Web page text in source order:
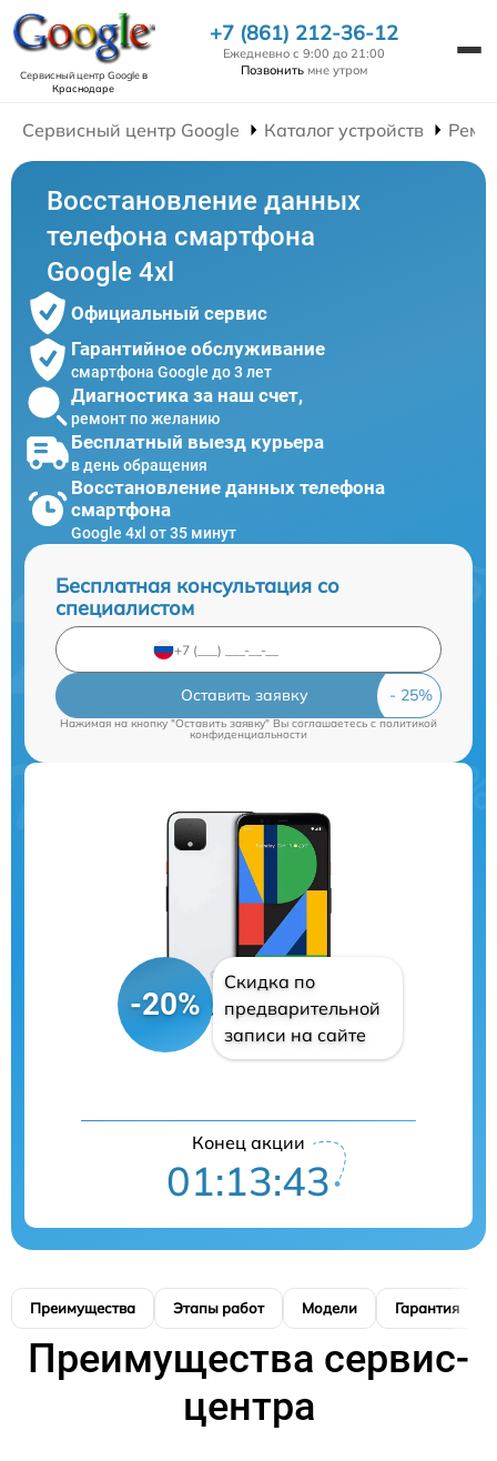
Сервисный центр Googleв
Краснодаре
+7 (861) 212-36-12
Ежедневно с 9:00 до 21:00
Позвонить мне утром
Сервисный центр Google Каталог устройств
Восстановление данных
телефона смартфона
Google 4xl
Официальный сервис
Гарантийное обслуживание
смартфона Google до 3 лет
Диагностика за наш счет,
ремонт по желанию
Бесплатный выезд курьера
в день обращения
Восстановление данных телефона
смартфона
Google 4xl от 35 минут
Бесплатная консультация со
специалистом
Оставить заявку
Нажимая на кнопку "Оставить заявку" Вы соглашаетесь c политикой
конфиденциальности
-20%
Скидка по
предварительной
записи на сайте
Конец акции
01:13:42
Преимущества Этапы работ Модели Гарантия
Преимущества сервис-
центра